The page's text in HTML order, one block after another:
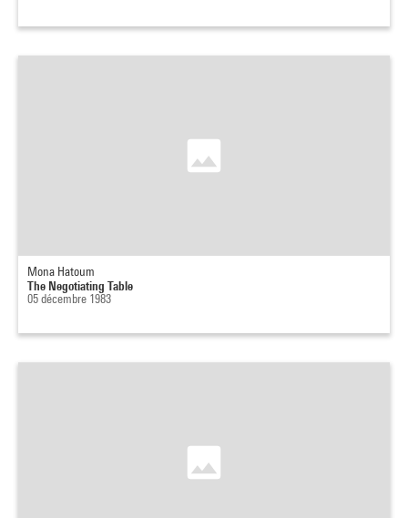
Mona Hatoum
The Negotiating Table
05 décembre 1983